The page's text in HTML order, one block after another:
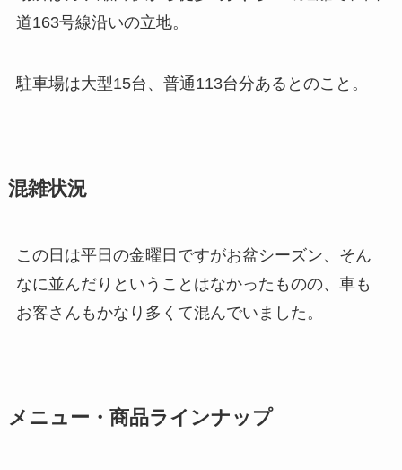
道163号線沿いの立地。
駐車場は大型15台、普通113台分あるとのこと。
混雑状況
この日は平日の金曜日ですがお盆シーズン、そん
なに並んだりということはなかったものの、車も
お客さんもかなり多くて混んでいました。
メニュー・商品ラインナップ